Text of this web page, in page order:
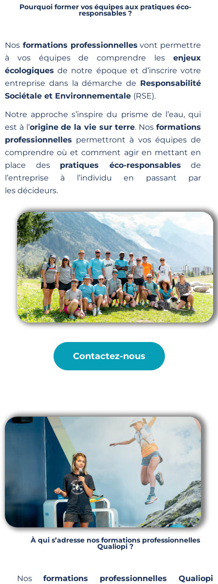
Pourquoi former vos équipes aux pratiques éco-
responsables ?
Nos formations professionnelles vont permettre
à vos équipes de comprendre les enjeux
écologiques de notre époque et d’inscrire votre
entreprise dans la démarche de Responsabilité
Sociétale et Environnementale (RSE).
Notre approche s’inspire du prisme de l’eau, qui
est à l’origine de la vie sur terre. Nosformations
professionnelles permettront à vos équipes de
comprendre où et comment agir en mettant en
place des pratiques éco-responsables de
l’entreprise à l’individu en passant par
les décideurs.
Contactez-nous
À qui s’adresse nos formations professionnelles
Qualiopi ?
Nos formations professionnelles Qualiopi